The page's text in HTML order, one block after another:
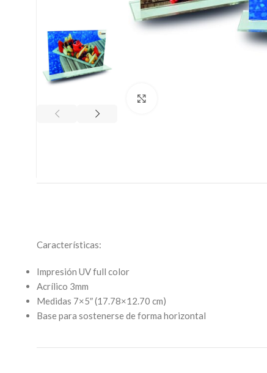
Características:
Impresión UV full color
Acrílico 3mm
Medidas 7×5″ (17.78×12.70 cm)
Base para sostenerse de forma horizontal